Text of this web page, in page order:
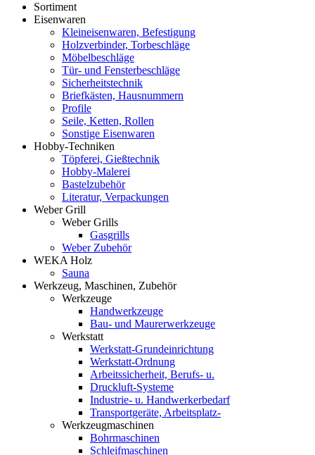
Sortiment
Eisenwaren
Kleineisenwaren, Befestigung
Holzverbinder, Torbeschläge
Möbelbeschläge
Tür- und Fensterbeschläge
Sicherheitstechnik
Briefkästen, Hausnummern
Profile
Seile, Ketten, Rollen
Sonstige Eisenwaren
Hobby-Techniken
Töpferei, Gießtechnik
Hobby-Malerei
Bastelzubehör
Literatur, Verpackungen
Weber Grill
Weber Grills
Gasgrills
Weber Zubehör
WEKA Holz
Sauna
Werkzeug, Maschinen, Zubehör
Werkzeuge
Handwerkzeuge
Bau- und Maurerwerkzeuge
Werkstatt
Werkstatt-Grundeinrichtung
Werkstatt-Ordnung
Arbeitssicherheit, Berufs- u.
Druckluft-Systeme
Industrie- u. Handwerkerbedarf
Transportgeräte, Arbeitsplatz-
Werkzeugmaschinen
Bohrmaschinen
Schleifmaschinen